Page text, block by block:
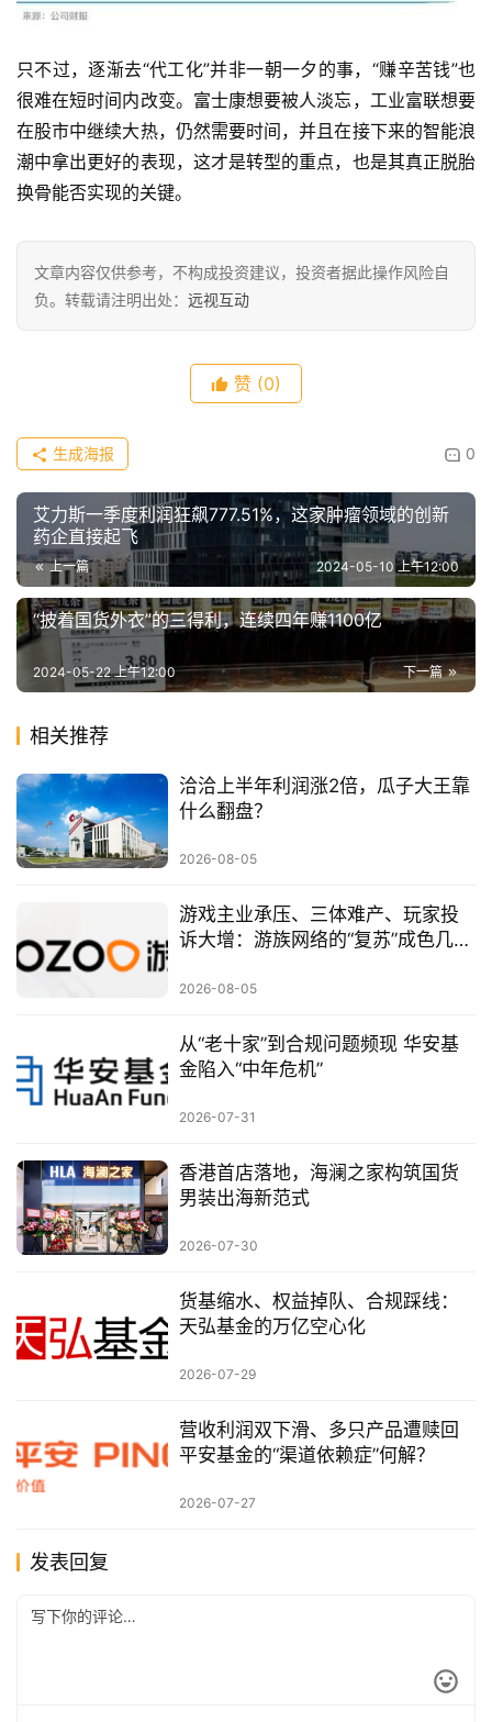
只不过，逐渐去“代工化”并非一朝一夕的事，“赚辛苦钱”也
很难在短时间内改变。富士康想要被人淡忘，工业富联想要
在股市中继续大热，仍然需要时间，并且在接下来的智能浪
潮中拿出更好的表现，这才是转型的重点，也是其真正脱胎
换骨能否实现的关键。
文章内容仅供参考，不构成投资建议，投资者据此操作风险自
负。转载请注明出处： 远视互动
赞 (0)
0
生成海报
艾力斯一季度利润狂飙777.51%，这家肿瘤领域的创新
药企直接起飞
上一篇 2024-05-10 上午12:00
“披着国货外衣”的三得利，连续四年赚1100亿
下一篇
2024-05-22 上午12:00
相关推荐
洽洽上半年利润涨2倍，瓜子大王靠
什么翻盘？
2026-08-05
游戏主业承压、三体难产、玩家投
诉大增：游族网络的“复苏”成色几
2026-08-05
从“老十家”到合规问题频现 华安基
金陷入“中年危机”
2026-07-31
香港首店落地，海澜之家构筑国货
男装出海新范式
2026-07-30
货基缩水、权益掉队、合规踩线：
天弘基金的万亿空心化
2026-07-29
营收利润双下滑、多只产品遭赎回
平安基金的“渠道依赖症”何解？
2026-07-27
发表回复